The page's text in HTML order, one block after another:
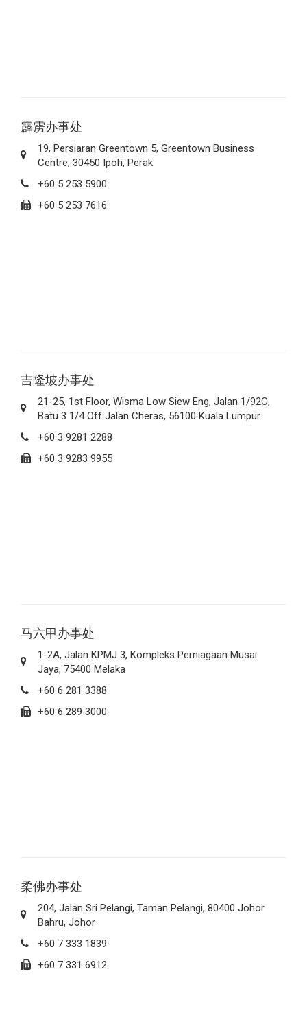
霹雳办事处
19, Persiaran Greentown 5, Greentown Business
Centre, 30450 Ipoh, Perak
+60 5 253 5900
+60 5 253 7616
吉隆坡办事处
21-25, 1st Floor, Wisma Low Siew Eng, Jalan 1/92C,
Batu 3 1/4 Off Jalan Cheras, 56100 Kuala Lumpur
+60 3 9281 2288
+60 3 9283 9955
马六甲办事处
1-2A, Jalan KPMJ 3, Kompleks Perniagaan Musai
Jaya, 75400 Melaka
+60 6 281 3388
+60 6 289 3000
柔佛办事处
204, Jalan Sri Pelangi, Taman Pelangi, 80400 Johor
Bahru, Johor
+60 7 333 1839
+60 7 331 6912